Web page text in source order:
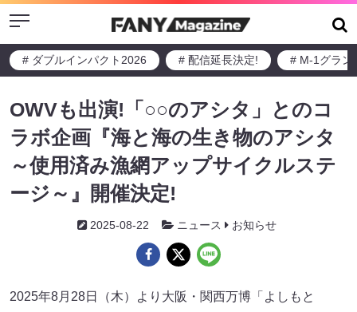
Menu
# ダブルインパクト2026 # 配信延長決定! # M-1グラン
OWVも出演!「○○のアシタ」とのコ
ラボ企画『海と海の生き物のアシタ
～使用済み漁網アップサイクルステ
ージ～』開催決定!
2025-08-22 ニュース お知らせ
2025年8月28日（木）より大阪・関西万博「よしもと